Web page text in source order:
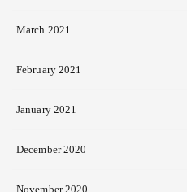
March 2021
February 2021
January 2021
December 2020
November 2020